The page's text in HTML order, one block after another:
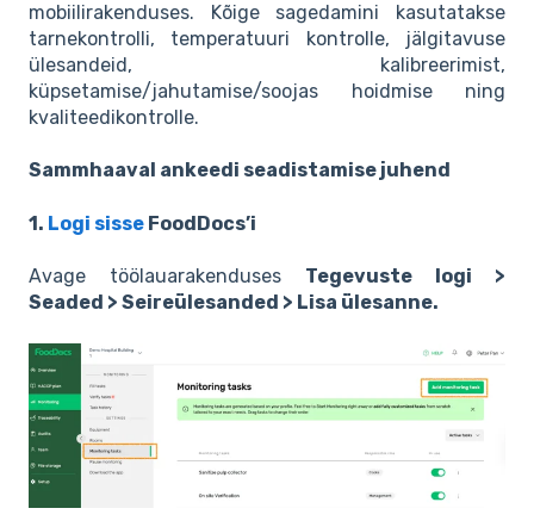
mobiilirakenduses. Kõige sagedamini kasutatakse
tarnekontrolli, temperatuuri kontrolle, jälgitavuse
ülesandeid, kalibreerimist,
küpsetamise/jahutamise/soojas hoidmise ning
kvaliteedikontrolle.
Sammhaaval ankeedi seadistamise juhend
1. Logi sisse FoodDocs’i
Avage töölauarakenduses Tegevuste logi >
Seaded > Seireülesanded > Lisa ülesanne.